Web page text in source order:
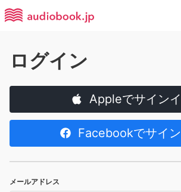
ログイン
Appleでサイン
Facebookでサイ
メールアドレス